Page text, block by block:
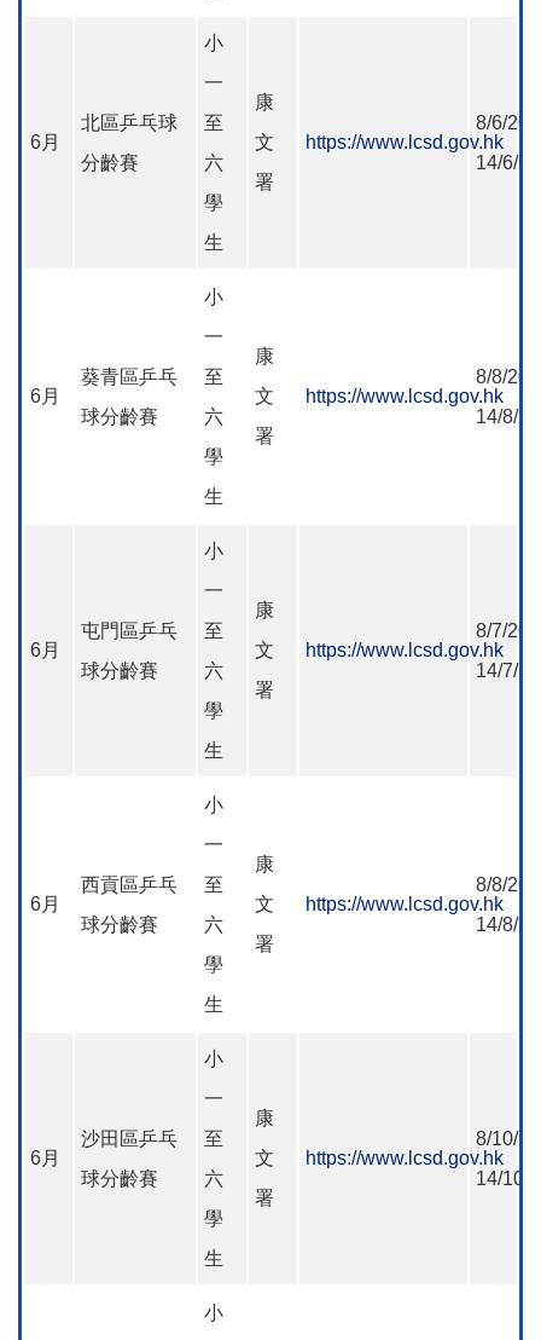
6月
北區乒乓球
分齡賽
小
一
至
六
學
生
康
文
署
https://www.lcsd.gov.hk
8/6/
14/6/
6月
葵青區乒乓
球分齡賽
小
一
至
六
學
生
康
文
署
https://www.lcsd.gov.hk
8/8/
14/8/
6月
屯門區乒乓
球分齡賽
小
一
至
六
學
生
康
文
署
https://www.lcsd.gov.hk
8/7/
14/7/
6月
西貢區乒乓
球分齡賽
小
一
至
六
學
生
康
文
署
https://www.lcsd.gov.hk
8/8/
14/8/
6月
沙田區乒乓
球分齡賽
小
一
至
六
學
生
康
文
署
https://www.lcsd.gov.hk
8/10/
14/10/
小